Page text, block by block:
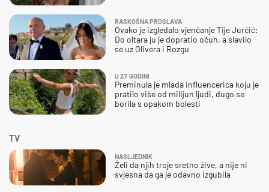
RASKOŠNA PROSLAVA
Ovako je izgledalo vjenčanje Tije Jurčić:
Do oltara ju je dopratio očuh, a slavilo
se uz Olivera i Rozgu
U 27. GODINI
Preminula je mlada influencerica koju je
pratilo više od milijun ljudi, dugo se
borila s opakom bolesti
TV
NASLJEDNIK
Želi da njih troje sretno žive, a nije ni
svjesna da ga je odavno izgubila